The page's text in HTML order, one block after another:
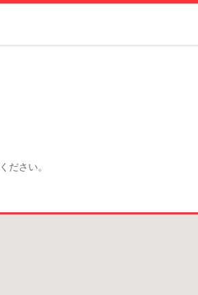
ください。